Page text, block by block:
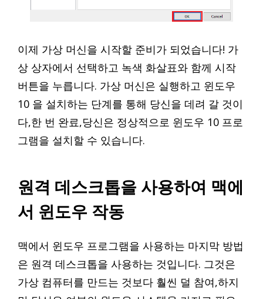
이제 가상 머신을 시작할 준비가 되었습니다! 가
상 상자에서 선택하고 녹색 화살표와 함께 시작
버튼을 누릅니다. 가상 머신은 실행하고 윈도우
10 을 설치하는 단계를 통해 당신을 데려 갈 것이
다,한 번 완료,당신은 정상적으로 윈도우 10 프로
그램을 설치할 수 있습니다.
원격 데스크톱을 사용하여 맥에
서 윈도우 작동
맥에서 윈도우 프로그램을 사용하는 마지막 방법
은 원격 데스크톱을 사용하는 것입니다. 그것은
가상 컴퓨터를 만드는 것보다 훨씬 덜 참여,하지